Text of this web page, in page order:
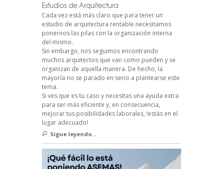
Estudios de Arquitectura
Cada vez está más claro que para tener un
estudio de arquitectura rentable necesitamos
ponernos las pilas con la organización interna
del mismo.
Sin embargo, nos seguimos encontrando
muchos arquitectos que van como pueden y se
organizan de aquella manera. De hecho, la
mayoría no se parado en serio a plantearse este
tema.
Si ves que es tu caso y necesitas una ayuda extra
para ser más eficiente y, en consecuencia,
mejorar tus posibilidades laborales, !estás en el
lugar adecuado!
Sigue leyendo...